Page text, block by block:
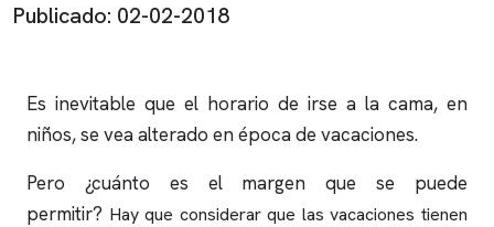
Publicado: 02-02-2018
Es inevitable que el horario de irse a la cama, en
niños, se vea alterado en época de vacaciones.
Pero ¿cuánto es el margen que se puede
permitir? Hay que considerar que las vacaciones tienen